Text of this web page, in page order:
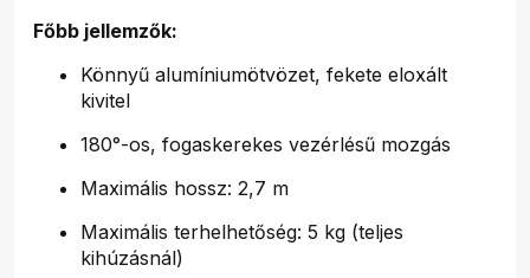
Főbb jellemzők:
Könnyű alumíniumötvözet, fekete eloxált
kivitel
180°-os, fogaskerekes vezérlésű mozgás
Maximális hossz: 2,7 m
Maximális terhelhetőség: 5 kg (teljes
kihúzásnál)